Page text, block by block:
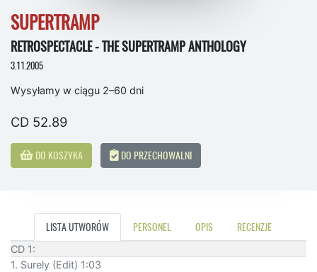
SUPERTRAMP
RETROSPECTACLE - THE SUPERTRAMP ANTHOLOGY
3.11.2005
Wysyłamy w ciągu 2–60 dni
CD 52.89
DO KOSZYKA DO PRZECHOWALNI
LISTA UTWORÓW PERSONEL OPIS RECENZJE
CD 1:
1. Surely (Edit) 1:03